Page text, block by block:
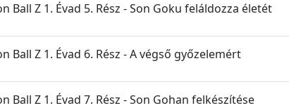
Ball Z 1. Évad 5. Rész - Son Goku feláldozza életét
Ball Z 1. Évad 6. Rész - A végső győzelemért
Ball Z 1. Évad 7. Rész - Son Gohan felkészítése